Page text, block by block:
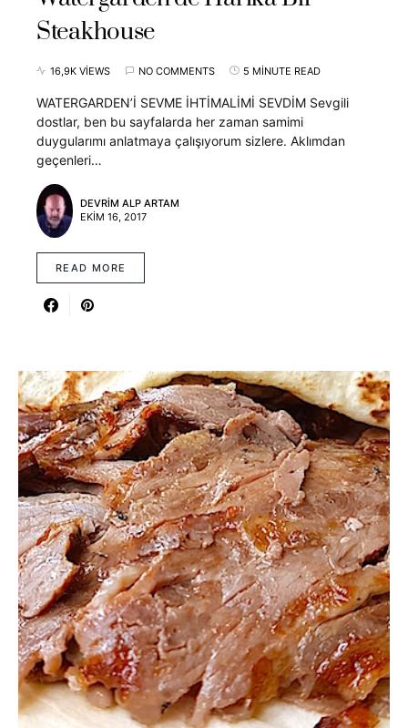
Steakhouse
16,9K VIEWS NO COMMENTS 5 MINUTE READ
WATERGARDEN’İ SEVME İHTİMALİMİ SEVDİM Sevgili
dostlar, ben bu sayfalarda her zaman samimi
duygularımı anlatmaya çalışıyorum sizlere. Aklımdan
geçenleri…
DEVRIM ALP ARTAM
EKIM 16, 2017
READ MORE